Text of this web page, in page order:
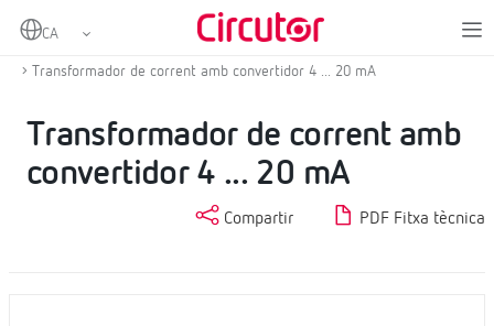
Home
Transformadors de corrent i shunts
Transformador de corrent amb convertidor 4 ... 20 mA
Transformador de corrent amb
convertidor 4 ... 20 mA
Compartir PDF Fitxa tècnica